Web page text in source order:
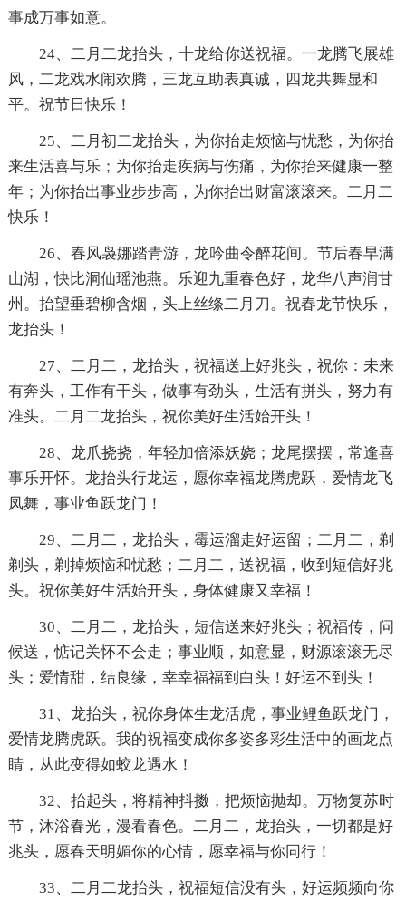
事成万事如意。
24、二月二龙抬头，十龙给你送祝福。一龙腾飞展雄
风，二龙戏水闹欢腾，三龙互助表真诚，四龙共舞显和
平。祝节日快乐！
25、二月初二龙抬头，为你抬走烦恼与忧愁，为你抬
来生活喜与乐；为你抬走疾病与伤痛，为你抬来健康一整
年；为你抬出事业步步高，为你抬出财富滚滚来。二月二
快乐！
26、春风袅娜踏青游，龙吟曲令醉花间。节后春早满
山湖，快比洞仙瑶池燕。乐迎九重春色好，龙华八声润甘
州。抬望垂碧柳含烟，头上丝绦二月刀。祝春龙节快乐，
龙抬头！
27、二月二，龙抬头，祝福送上好兆头，祝你：未来
有奔头，工作有干头，做事有劲头，生活有拼头，努力有
准头。二月二龙抬头，祝你美好生活始开头！
28、龙爪挠挠，年轻加倍添妖娆；龙尾摆摆，常逢喜
事乐开怀。龙抬头行龙运，愿你幸福龙腾虎跃，爱情龙飞
凤舞，事业鱼跃龙门！
29、二月二，龙抬头，霉运溜走好运留；二月二，剃
剃头，剃掉烦恼和忧愁；二月二，送祝福，收到短信好兆
头。祝你美好生活始开头，身体健康又幸福！
30、二月二，龙抬头，短信送来好兆头；祝福传，问
候送，惦记关怀不会走；事业顺，如意显，财源滚滚无尽
头；爱情甜，结良缘，幸幸福福到白头！好运不到头！
31、龙抬头，祝你身体生龙活虎，事业鲤鱼跃龙门，
爱情龙腾虎跃。我的祝福变成你多姿多彩生活中的画龙点
睛，从此变得如蛟龙遇水！
32、抬起头，将精神抖擞，把烦恼抛却。万物复苏时
节，沐浴春光，漫看春色。二月二，龙抬头，一切都是好
兆头，愿春天明媚你的心情，愿幸福与你同行！
33、二月二龙抬头，祝福短信没有头，好运频频向你